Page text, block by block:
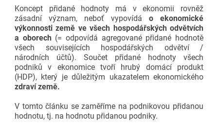
Koncept přidané hodnoty má v ekonomii rovněž
zásadní význam, neboť vypovídá o ekonomické
výkonnosti země ve všech hospodářských odvětvích
a oborech(= odpovídá agregované přidané hodnotě
všech souvisejících hospodářských odvětví /
národních účtů). Součet přidané hodnoty všech
podniků v ekonomice tvoří hrubý domácí produkt
(HDP), který je důležitým ukazatelem ekonomického
zdraví země.
V tomto článku se zaměříme na podnikovou přidanou
hodnotu, tj. na hodnotu přidanou podniky.